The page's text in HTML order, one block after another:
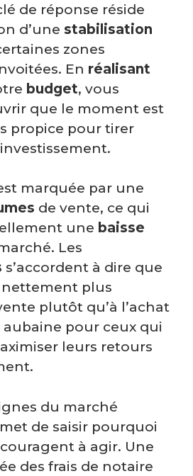
de réponse réside
d’une stabilisation
zones
En réalisant
budget, vous
que le moment est
propice pour tirer
marquée par une
de vente, ce qui
une baisse
Les
s’accordent à dire que
nettement plus
plutôt qu’à l’achat
aubaine pour ceux qui
leurs retours
du marché
de saisir pourquoi
à agir. Une
des frais de notaire